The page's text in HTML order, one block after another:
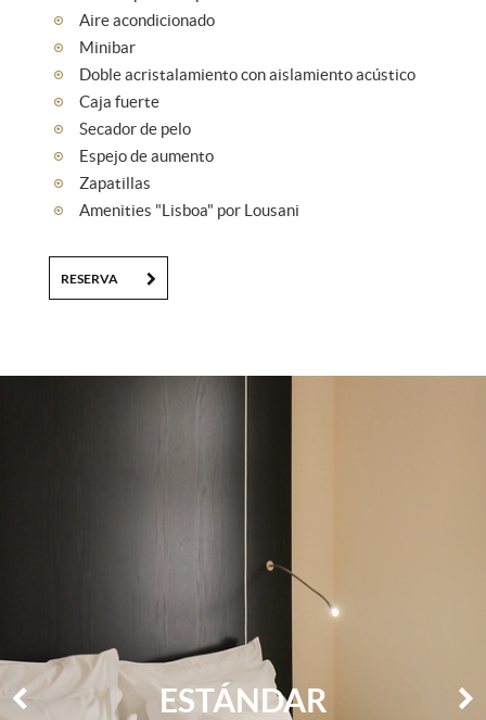
Aire acondicionado
Minibar
Doble acristalamiento con aislamiento acústico
Caja fuerte
Secador de pelo
Espejo de aumento
Zapatillas
Amenities "Lisboa" por Lousani
RESERVA
ESTÁNDAR